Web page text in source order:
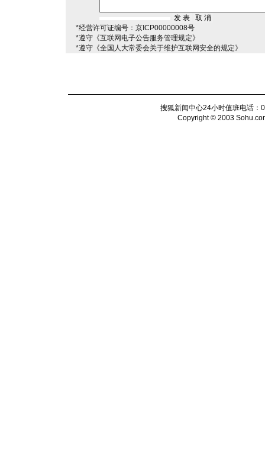
*经营许可证编号：京ICP00000008号
*遵守《互联网电子公告服务管理规定》
*遵守《全国人大常委会关于维护互联网安全的规定》
搜狐新闻中心24小时值班电话
Copyright © 2003